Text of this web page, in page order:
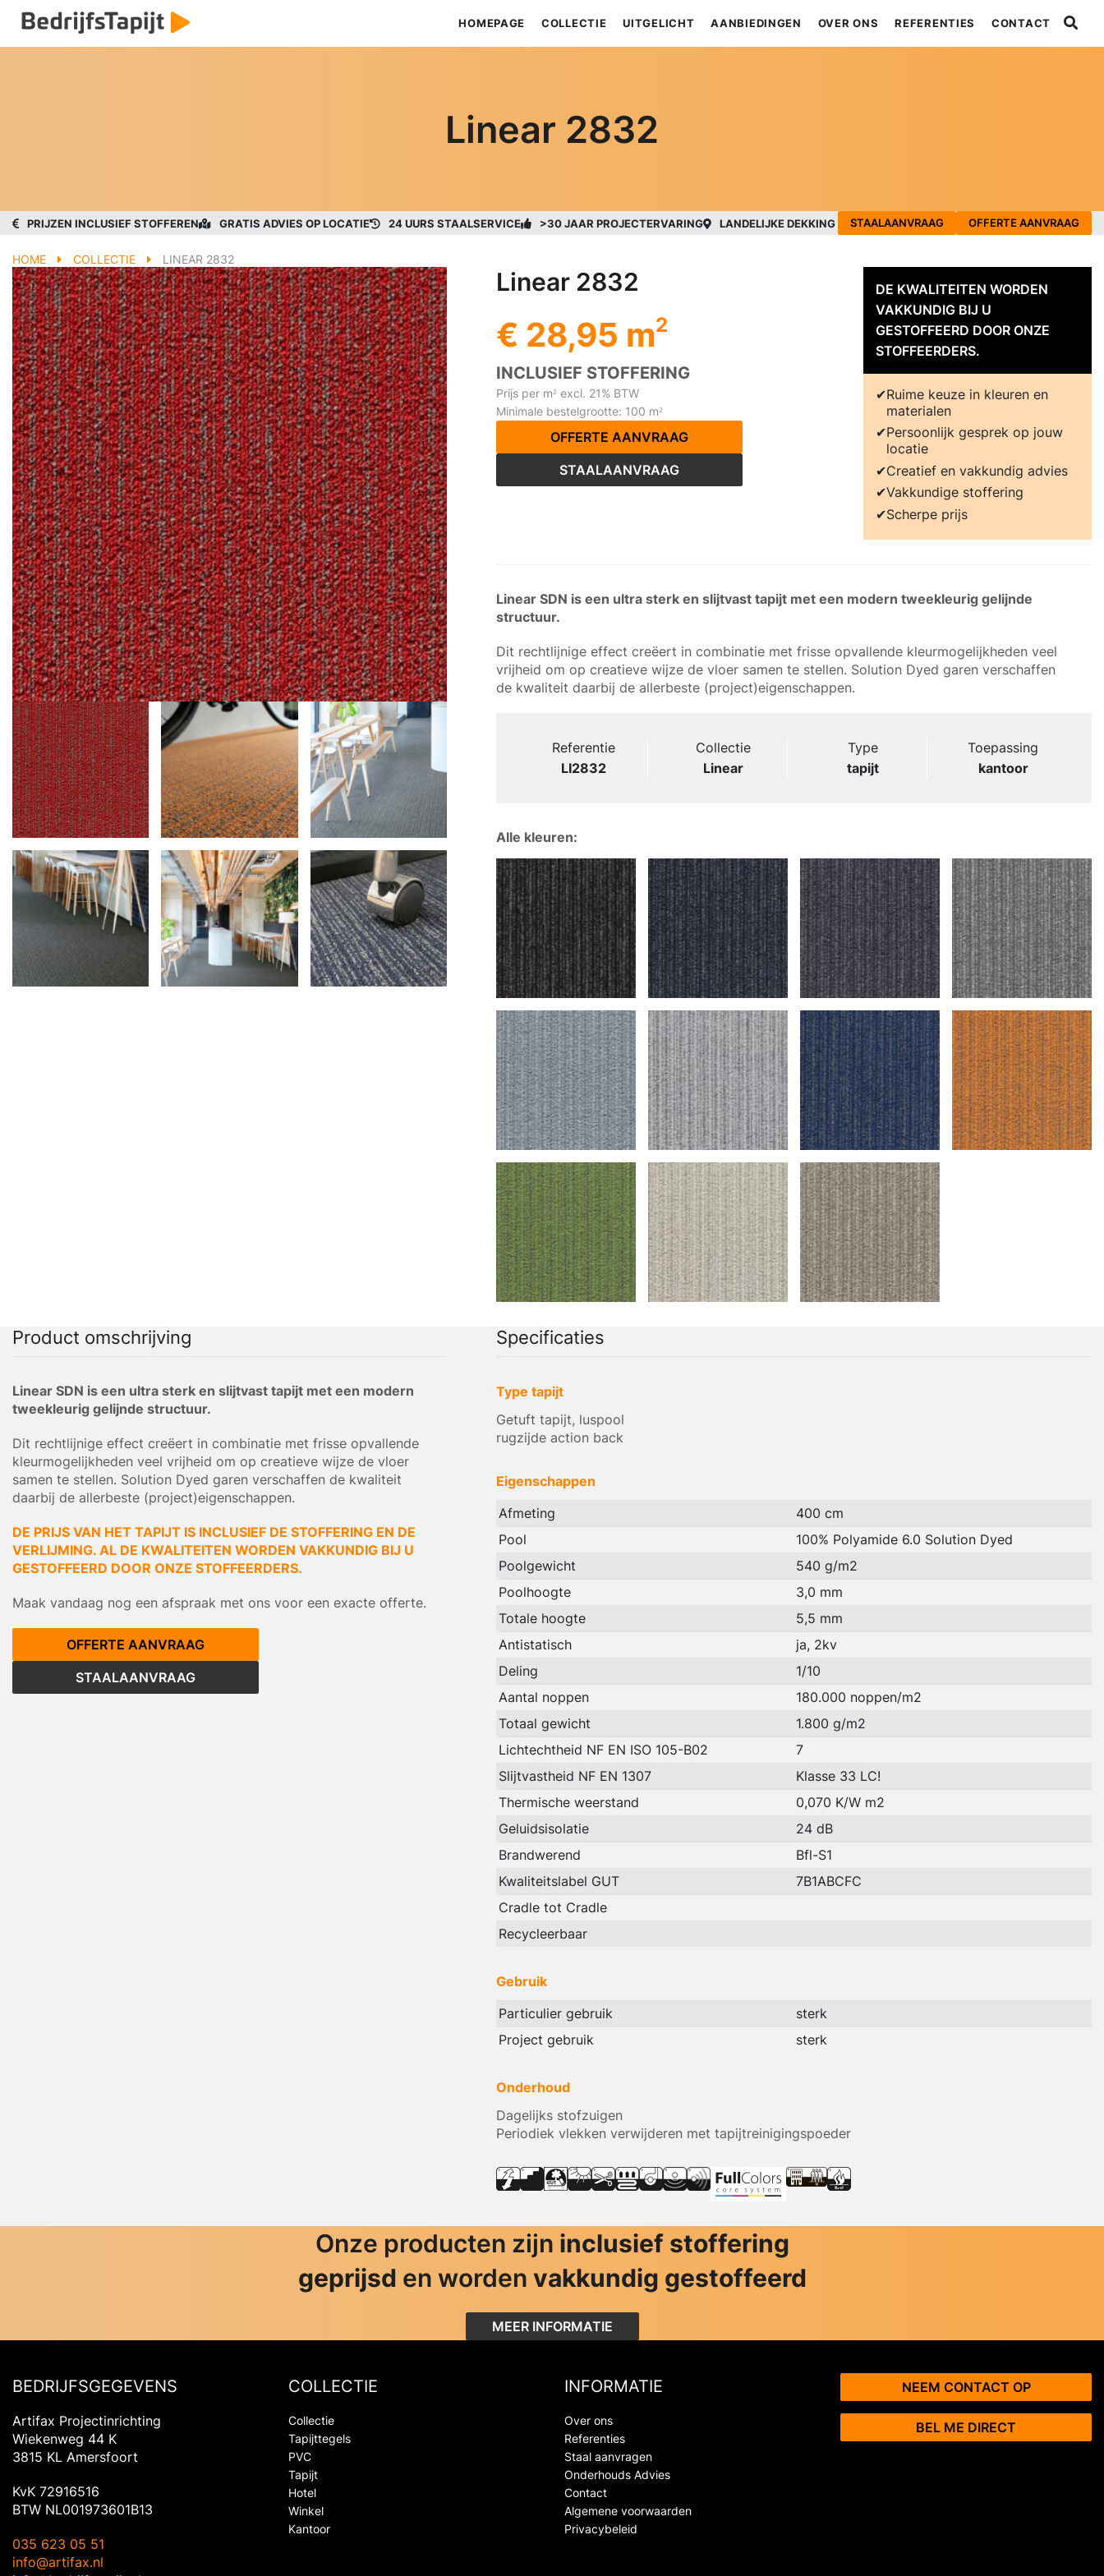
HOMEPAGE COLLECTIE UITGELICHT AANBIEDINGEN OVER ONS REFERENTIES CONTACT
Linear 2832
PRIJZEN INCLUSIEF STOFFEREN GRATIS ADVIES OP LOCATIE 24 UURS STAALSERVICE >30 JAAR PROJECTERVARING LANDELIJKE DEKKING STAALAANVRAAG OFFERTE AANVRAAG
HOME COLLECTIE LINEAR 2832
Linear 2832
€ 28,95 m2
INCLUSIEF STOFFERING
Prijs per m2 excl. 21% BTW
Minimale bestelgrootte: 100 m2
OFFERTE AANVRAAG
STAALAANVRAAG
DE KWALITEITEN WORDEN
VAKKUNDIG BIJ U
GESTOFFEERD DOOR ONZE
STOFFEERDERS.
Ruime keuze in kleuren en
materialen
Persoonlijk gesprek op jouw
locatie
Creatief en vakkundig advies
Vakkundige stoffering
Scherpe prijs
Linear SDN is een ultra sterk en slijtvast tapijt met een modern tweekleurig gelijnde
structuur.
Dit rechtlijnige effect creëert in combinatie met frisse opvallende kleurmogelijkheden veel
vrijheid om op creatieve wijze de vloer samen te stellen. Solution Dyed garen verschaffen
de kwaliteit daarbij de allerbeste (project)eigenschappen.
Referentie
LI2832
Collectie
Linear
Type
tapijt
Toepassing
kantoor
Alle kleuren:
Product omschrijving
Linear SDN is een ultra sterk en slijtvast tapijt met een modern
tweekleurig gelijnde structuur.
Dit rechtlijnige effect creëert in combinatie met frisse opvallende
kleurmogelijkheden veel vrijheid om op creatieve wijze de vloer
samen te stellen. Solution Dyed garen verschaffen de kwaliteit
daarbij de allerbeste (project)eigenschappen.
DE PRIJS VAN HET TAPIJT IS INCLUSIEF DE STOFFERING EN DE
VERLIJMING. AL DE KWALITEITEN WORDEN VAKKUNDIG BIJ U
GESTOFFEERD DOOR ONZE STOFFEERDERS.
Maak vandaag nog een afspraak met ons voor een exacte offerte.
OFFERTE AANVRAAG
STAALAANVRAAG
Specificaties
Type tapijt
Getuft tapijt, luspool
rugzijde action back
Eigenschappen
Afmeting
400 cm
Pool
100% Polyamide 6.0 Solution Dyed
Poolgewicht
540 g/m2
Poolhoogte
3,0 mm
Totale hoogte
5,5 mm
Antistatisch
ja, 2kv
Deling
1/10
Aantal noppen
180.000 noppen/m2
Totaal gewicht
1.800 g/m2
Lichtechtheid NF EN ISO 105-B02
7
Slijtvastheid NF EN 1307
Klasse 33 LC!
Thermische weerstand
0,070 K/W m2
Geluidsisolatie
24 dB
Brandwerend
Bfl-S1
Kwaliteitslabel GUT
7B1ABCFC
Cradle tot Cradle
Recycleerbaar
Gebruik
Particulier gebruik
sterk
Project gebruik
sterk
Onderhoud
Dagelijks stofzuigen
Periodiek vlekken verwijderen met tapijtreinigingspoeder
Onze producten zijn inclusief stoffering
geprijsd en worden vakkundig gestoffeerd
MEER INFORMATIE
BEDRIJFSGEGEVENS
Artifax Projectinrichting
Wiekenweg 44 K
3815 KL Amersfoort
KvK 72916516
BTW NL001973601B13
035 623 05 51
info@artifax.nl
COLLECTIE
Collectie
Tapijttegels
PVC
Tapijt
Hotel
Winkel
Kantoor
INFORMATIE
Over ons
Referenties
Staal aanvragen
Onderhouds Advies
Contact
Algemene voorwaarden
Privacybeleid
NEEM CONTACT OP
BEL ME DIRECT